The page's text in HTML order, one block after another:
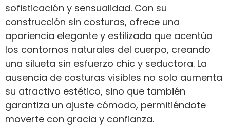
sofisticación y sensualidad. Con su
construcción sin costuras, ofrece una
apariencia elegante y estilizada que acentúa
los contornos naturales del cuerpo, creando
una silueta sin esfuerzo chic y seductora. La
ausencia de costuras visibles no solo aumenta
su atractivo estético, sino que también
garantiza un ajuste cómodo, permitiéndote
moverte con gracia y confianza.